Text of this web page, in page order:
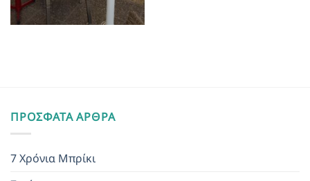
ΠΡΌΣΦΑΤΑ ΆΡΘΡΑ
7 Χρόνια Μπρίκι